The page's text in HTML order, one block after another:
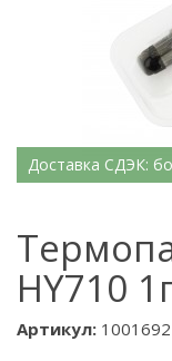
Доставка СДЭК:
HY710
Артикул: 1001692